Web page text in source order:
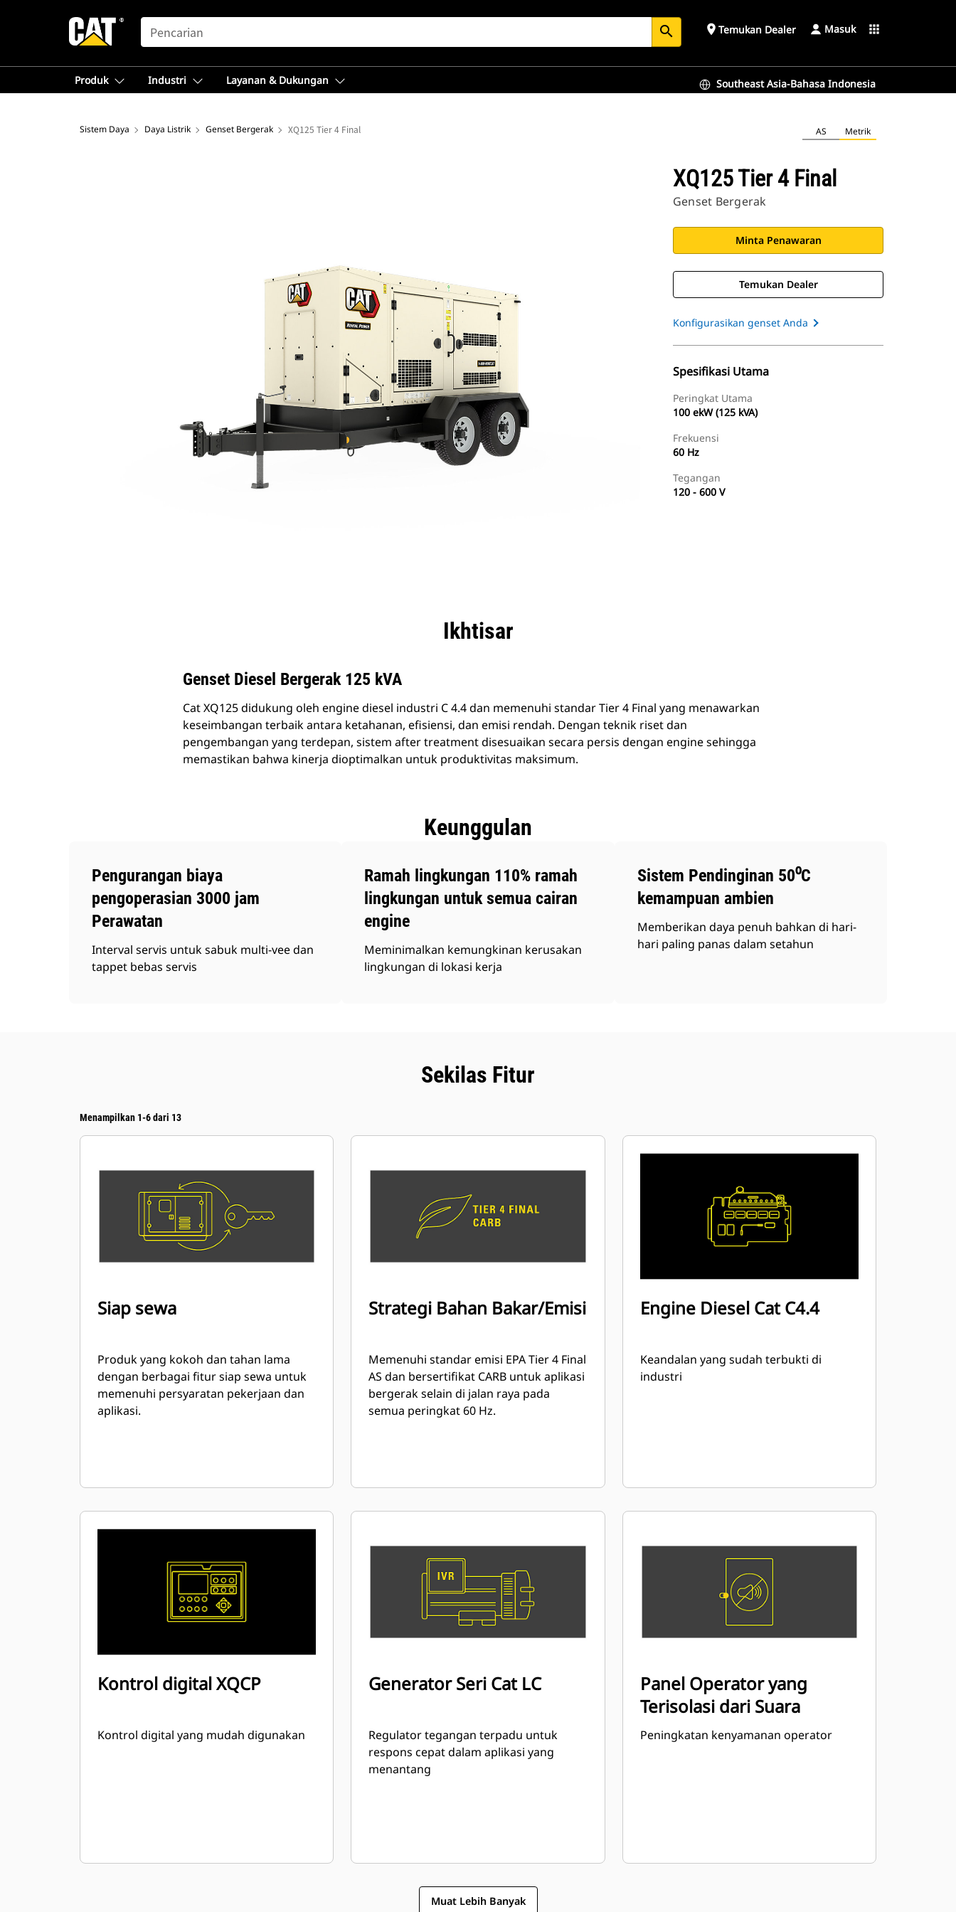
SEARCH search place Temukan Dealer Masuk apps
Produk Industri Layanan & Dukungan Southeast Asia-Bahasa Indonesia
Sistem Daya Daya Listrik Genset Bergerak XQ125 Tier 4 Final AS Metrik
XQ125 Tier 4 Final
Genset Bergerak
Minta Penawaran
Temukan Dealer
Konfigurasikan genset Anda
Spesifikasi Utama
Peringkat Utama
100 ekW (125 kVA)
Frekuensi
60 Hz
Tegangan
120 - 600 V
Ikhtisar
Genset Diesel Bergerak 125 kVA
Cat XQ125 didukung oleh engine diesel industri C 4.4 dan memenuhi standar Tier 4 Final yang menawarkan
keseimbangan terbaik antara ketahanan, efisiensi, dan emisi rendah. Dengan teknik riset dan
pengembangan yang terdepan, sistem after treatment disesuaikan secara persis dengan engine sehingga
memastikan bahwa kinerja dioptimalkan untuk produktivitas maksimum.
Keunggulan
Pengurangan biaya
pengoperasian 3000 jam
Perawatan
Interval servis untuk sabuk multi-vee dan
tappet bebas servis
Ramah lingkungan 110% ramah
lingkungan untuk semua cairan
engine
Meminimalkan kemungkinan kerusakan
lingkungan di lokasi kerja
Sistem Pendinginan 50⁰C
kemampuan ambien
Memberikan daya penuh bahkan di hari-
hari paling panas dalam setahun
Sekilas Fitur
Menampilkan 1-6 dari 13
Siap sewa
Produk yang kokoh dan tahan lama
dengan berbagai fitur siap sewa untuk
memenuhi persyaratan pekerjaan dan
aplikasi.
Strategi Bahan Bakar/Emisi
Memenuhi standar emisi EPA Tier 4 Final
AS dan bersertifikat CARB untuk aplikasi
bergerak selain di jalan raya pada
semua peringkat 60 Hz.
Engine Diesel Cat C4.4
Keandalan yang sudah terbukti di
industri
Kontrol digital XQCP
Kontrol digital yang mudah digunakan
Generator Seri Cat LC
Regulator tegangan terpadu untuk
respons cepat dalam aplikasi yang
menantang
Panel Operator yang
Terisolasi dari Suara
Peningkatan kenyamanan operator
Muat Lebih Banyak